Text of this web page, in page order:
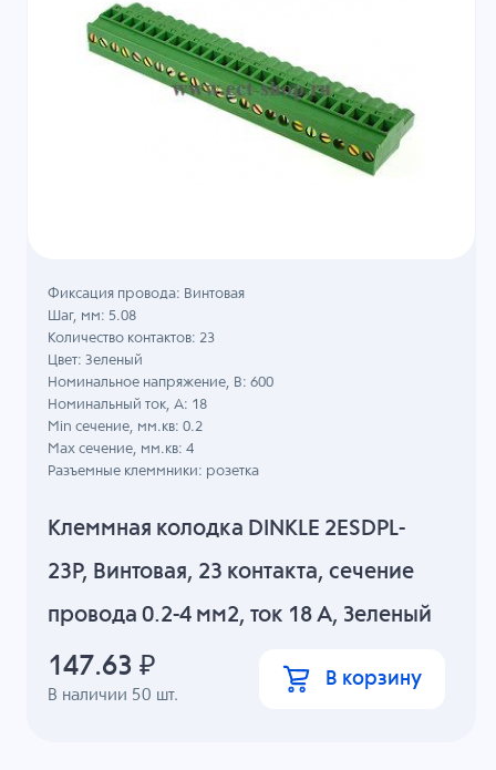
Клеммная колодка DINKLE 2ESDPL-
23P, Винтовая, 23 контакта, сечение
провода 0.2-4 мм2, ток 18 A, Зеленый
В наличии 50 шт.
Фиксация провода: Винтовая
Шаг, мм: 5.08
Количество контактов: 23
Цвет: Зеленый
Номинальное напряжение, B: 600
Номинальный ток, А: 18
Min сечение, мм.кв: 0.2
Max сечение, мм.кв: 4
Разъемные клеммники: розетка
147.63 ₽ В корзину